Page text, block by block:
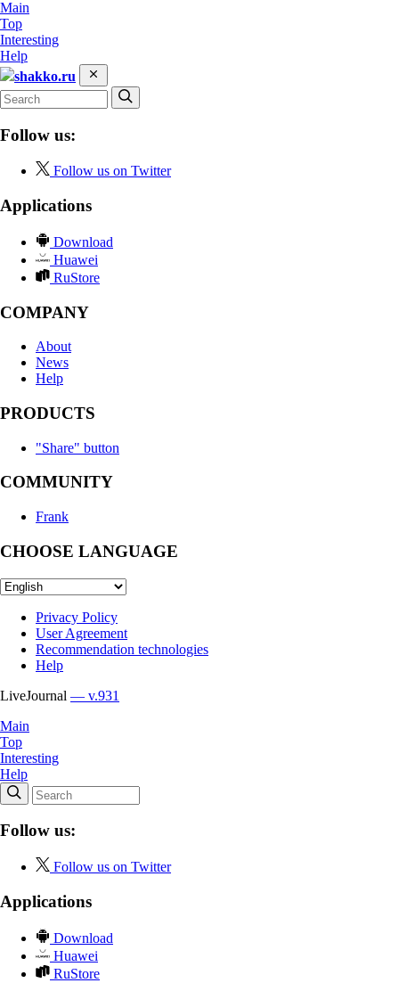
Main
Top
Interesting
Help
shakko.ru
Follow us:
Follow us on Twitter
Applications
Download
Huawei
RuStore
COMPANY
About
News
Help
PRODUCTS
"Share" button
COMMUNITY
Frank
CHOOSE LANGUAGE
Privacy Policy
User Agreement
Recommendation technologies
Help
LiveJournal — v.931
Main
Top
Interesting
Help
Follow us:
Follow us on Twitter
Applications
Download
Huawei
RuStore